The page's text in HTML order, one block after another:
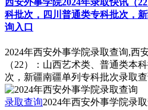
西安外事学院2024年录取快讯（
科批次，四川普通类专科批次，
询入口
2024年西安外事学院录取查询,西
（22）：山西艺术类、普通类本
次，新疆南疆单列专科批次录取
录取查询2024年西安外事学院录